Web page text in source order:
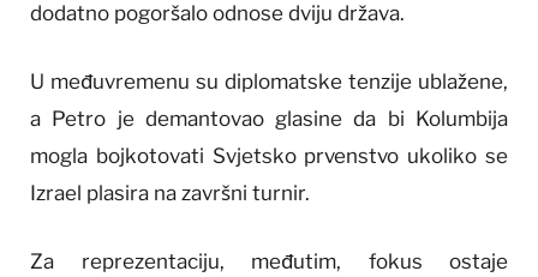
dodatno pogoršalo odnose dviju država.
U međuvremenu su diplomatske tenzije ublažene,
a Petro je demantovao glasine da bi Kolumbija
mogla bojkotovati Svjetsko prvenstvo ukoliko se
Izrael plasira na završni turnir.
Za reprezentaciju, međutim, fokus ostaje